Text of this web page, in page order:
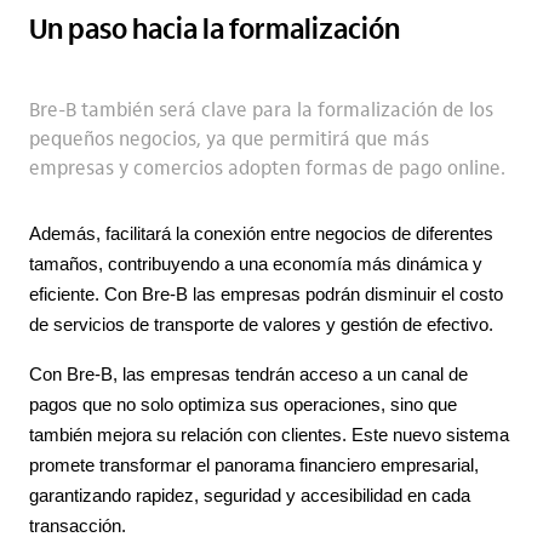
Un paso hacia la formalización
Bre-B también será clave para la formalización de los
pequeños negocios, ya que permitirá que más
empresas y comercios adopten formas de pago online.
Además, facilitará la conexión entre negocios de diferentes
tamaños, contribuyendo a una economía más dinámica y
eficiente. Con Bre-B las empresas podrán disminuir el costo
de servicios de transporte de valores y gestión de efectivo.
Con Bre-B, las empresas tendrán acceso a un canal de
pagos que no solo optimiza sus operaciones, sino que
también mejora su relación con clientes. Este nuevo sistema
promete transformar el panorama financiero empresarial,
garantizando rapidez, seguridad y accesibilidad en cada
transacción.